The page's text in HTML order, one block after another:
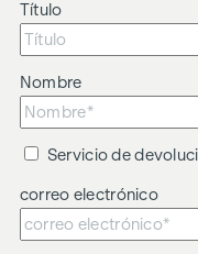
- muy buen estado
- opciones de uso
Un paquete global
Para más información
contacto con Lukas
Título
Nombre
Servicio de
correo electrónico